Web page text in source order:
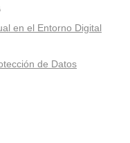
en el Entorno Digital
de Datos